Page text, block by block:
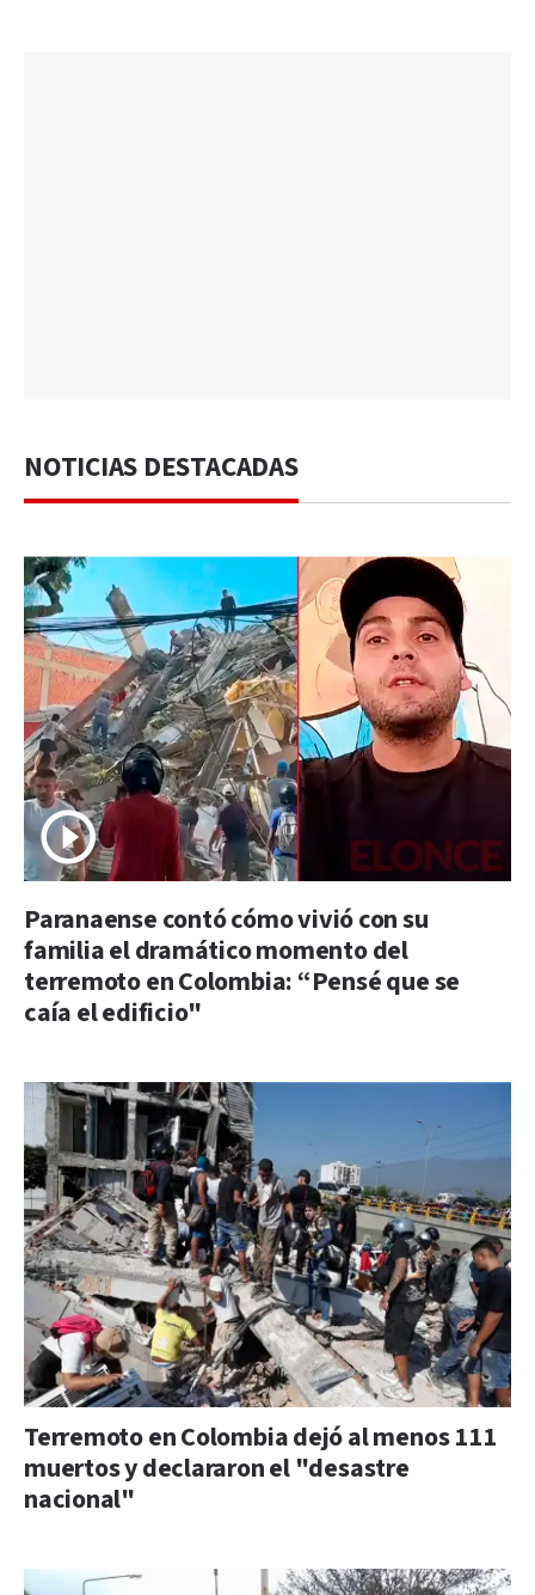
NOTICIAS DESTACADAS
Paranaense contó cómo vivió con su
familia el dramático momento del
terremoto en Colombia: “Pensé que se
caía el edificio"
Terremoto en Colombia dejó al menos 111
muertos y declararon el "desastre
nacional"